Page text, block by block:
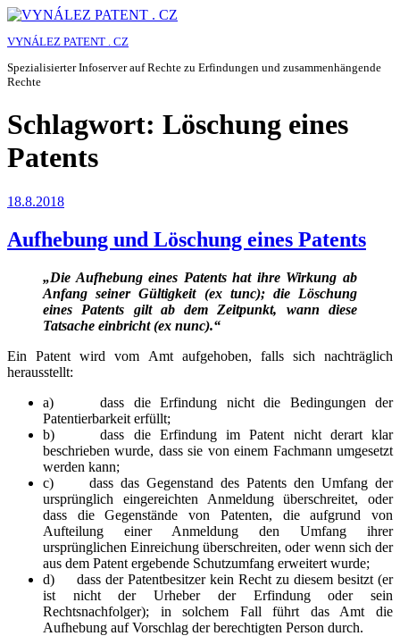
Zum
springen
VYNÁLEZ PATENT . CZ
Spezialisierter Infoserver auf Rechte zu Erfindungen und zusammenhängende
Rechte
Schlagwort: Löschung eines
Patents
Veröffentlicht
18.8.2018
Aufhebung und Löschung eines Patents
„Die Aufhebung eines Patents hat ihre Wirkung ab
Anfang seiner Gültigkeit (ex tunc); die Löschung
eines Patents gilt ab dem Zeitpunkt, wann diese
Tatsache einbricht (ex nunc).“
Ein Patent wird vom Amt aufgehoben, falls sich nachträglich
herausstellt:
a) dass die Erfindung nicht die Bedingungen der
Patentierbarkeit erfüllt;
b) dass die Erfindung im Patent nicht derart klar
beschrieben wurde, dass sie von einem Fachmann umgesetzt
werden kann;
c) dass das Gegenstand des Patents den Umfang der
ursprünglich eingereichten Anmeldung überschreitet, oder
dass die Gegenstände von Patenten, die aufgrund von
Aufteilung einer Anmeldung den Umfang ihrer
ursprünglichen Einreichung überschreiten, oder wenn sich der
aus dem Patent ergebende Schutzumfang erweitert wurde;
d) dass der Patentbesitzer kein Recht zu diesem besitzt (er
ist nicht der Urheber der Erfindung oder sein
Rechtsnachfolger); in solchem Fall führt das Amt die
Aufhebung auf Vorschlag der berechtigten Person durch.